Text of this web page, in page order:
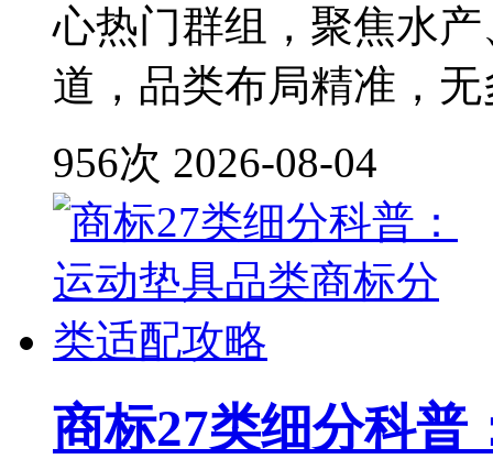
心热门群组，聚焦水
道，品类布局精准，
956次 2026-08-04
商标27类细分科普